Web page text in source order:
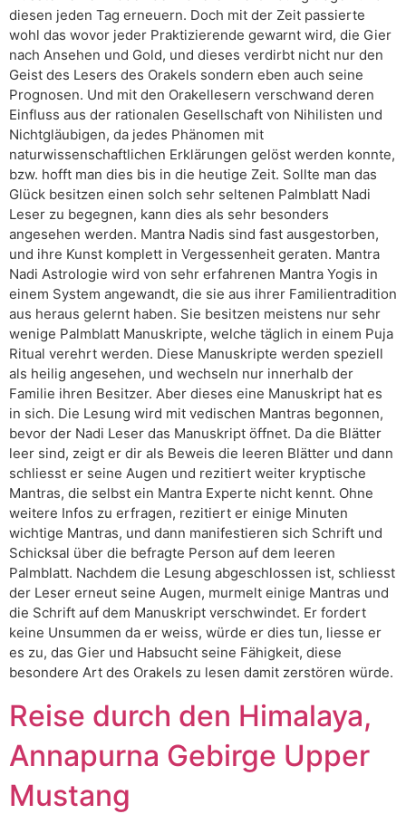
diesen jeden Tag erneuern. Doch mit der Zeit passierte
wohl das wovor jeder Praktizierende gewarnt wird, die Gier
nach Ansehen und Gold, und dieses verdirbt nicht nur den
Geist des Lesers des Orakels sondern eben auch seine
Prognosen. Und mit den Orakellesern verschwand deren
Einfluss aus der rationalen Gesellschaft von Nihilisten und
Nichtgläubigen, da jedes Phänomen mit
naturwissenschaftlichen Erklärungen gelöst werden konnte,
bzw. hofft man dies bis in die heutige Zeit. Sollte man das
Glück besitzen einen solch sehr seltenen Palmblatt Nadi
Leser zu begegnen, kann dies als sehr besonders
angesehen werden. Mantra Nadis sind fast ausgestorben,
und ihre Kunst komplett in Vergessenheit geraten. Mantra
Nadi Astrologie wird von sehr erfahrenen Mantra Yogis in
einem System angewandt, die sie aus ihrer Familientradition
aus heraus gelernt haben. Sie besitzen meistens nur sehr
wenige Palmblatt Manuskripte, welche täglich in einem Puja
Ritual verehrt werden. Diese Manuskripte werden speziell
als heilig angesehen, und wechseln nur innerhalb der
Familie ihren Besitzer. Aber dieses eine Manuskript hat es
in sich. Die Lesung wird mit vedischen Mantras begonnen,
bevor der Nadi Leser das Manuskript öffnet. Da die Blätter
leer sind, zeigt er dir als Beweis die leeren Blätter und dann
schliesst er seine Augen und rezitiert weiter kryptische
Mantras, die selbst ein Mantra Experte nicht kennt. Ohne
weitere Infos zu erfragen, rezitiert er einige Minuten
wichtige Mantras, und dann manifestieren sich Schrift und
Schicksal über die befragte Person auf dem leeren
Palmblatt. Nachdem die Lesung abgeschlossen ist, schliesst
der Leser erneut seine Augen, murmelt einige Mantras und
die Schrift auf dem Manuskript verschwindet. Er fordert
keine Unsummen da er weiss, würde er dies tun, liesse er
es zu, das Gier und Habsucht seine Fähigkeit, diese
besondere Art des Orakels zu lesen damit zerstören würde.
Reise durch den Himalaya,
Annapurna Gebirge Upper
Mustang